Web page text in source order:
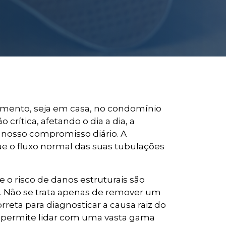
seja em casa, no condomínio
crítica, afetando o dia a dia, a
compromisso diário. A
o fluxo normal das suas tubulações
o risco de danos estruturais são
se trata apenas de remover um
para diagnosticar a causa raiz do
lidar com uma vasta gama